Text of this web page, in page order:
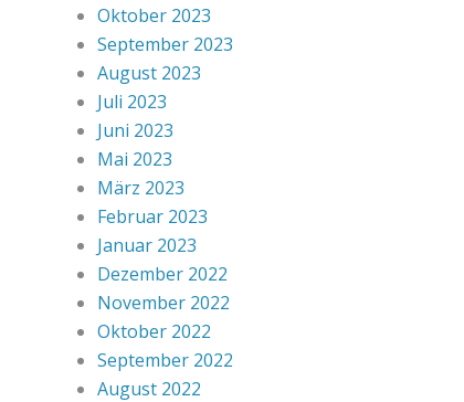
Oktober 2023
September 2023
August 2023
Juli 2023
Juni 2023
Mai 2023
März 2023
Februar 2023
Januar 2023
Dezember 2022
November 2022
Oktober 2022
September 2022
August 2022